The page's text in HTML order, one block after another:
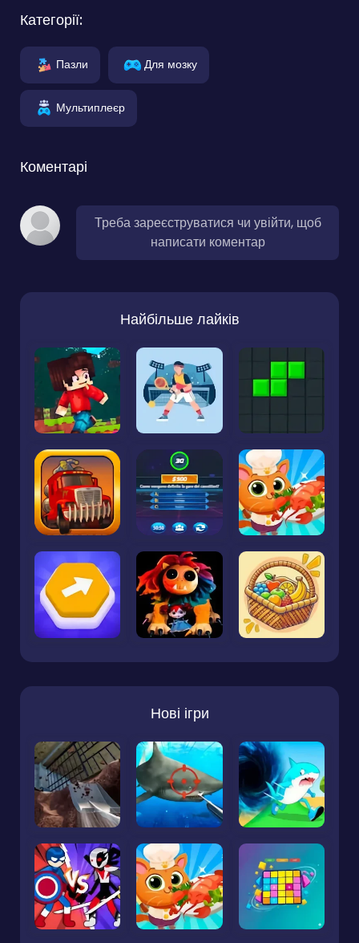
Категорії:
Пазли Для мозку
Мультиплеєр
Коментарі
Треба зареєструватися чи увійти, щоб
написати коментар
Найбільше лайків
Нові ігри